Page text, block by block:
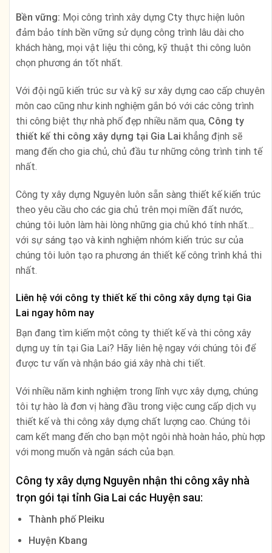
Bền vững: Mọi công trình xây dựng Cty thực hiện luôn
đảm bảo tính bền vững sử dụng công trình lâu dài cho
khách hàng, mọi vật liệu thi công, kỹ thuật thi công luôn
chọn phương án tốt nhất.
Với đội ngũ kiến trúc sư và kỹ sư xây dựng cao cấp chuyên
môn cao cũng như kinh nghiệm gắn bó với các công trình
thi công biệt thự nhà phố đẹp nhiều năm qua, Công ty
thiết kế thi công xây dựng tại Gia Lai khẳng định sẽ
mang đến cho gia chủ, chủ đầu tư những công trình tinh tế
nhất.
Công ty xây dựng Nguyên luôn sẵn sàng thiết kế kiến trúc
theo yêu cầu cho các gia chủ trên mọi miền đất nước,
chúng tôi luôn làm hài lòng những gia chủ khó tính nhất…
với sự sáng tạo và kinh nghiệm nhóm kiến trúc sư của
chúng tôi luôn tạo ra phương án thiết kế công trình khả thi
nhất.
Liên hệ với công ty thiết kế thi công xây dựng tại Gia
Lai ngay hôm nay
Bạn đang tìm kiếm một công ty thiết kế và thi công xây
dựng uy tín tại Gia Lai? Hãy liên hệ ngay với chúng tôi để
được tư vấn và nhận báo giá xây nhà chi tiết.
Với nhiều năm kinh nghiệm trong lĩnh vực xây dựng, chúng
tôi tự hào là đơn vị hàng đầu trong việc cung cấp dịch vụ
thiết kế và thi công xây dựng chất lượng cao. Chúng tôi
cam kết mang đến cho bạn một ngôi nhà hoàn hảo, phù hợp
với mong muốn và ngân sách của bạn.
Công ty xây dựng Nguyên nhận thi công xây nhà
trọn gói tại tỉnh Gia Lai các Huyện sau:
Thành phố Pleiku
Huyện Kbang